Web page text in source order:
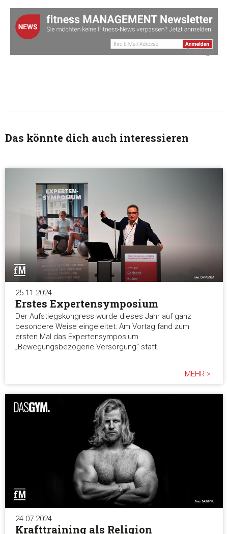
-Anzeige-
Das könnte dich auch interessieren
25.11.2024
Erstes Expertensymposium
Der Aufstiegskongress wurde dieses Jahr auf ganz
besondere Weise eingeleitet: Am Vortag fand zum
ersten Mal das Expertensymposium
„Bewegungsbezogene Versorgung“ statt.
MEHR >
24.07.2024
Krafttraining als Religion